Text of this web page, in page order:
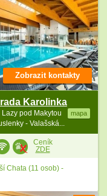
Karolinka
Lazy pod Makytou mapa
- Valašská...
Zobrazit kontakty
Ceník
ZDE
Chata (11 osob) -